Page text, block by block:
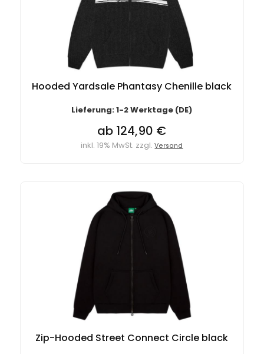
Hooded Yardsale Phantasy Chenille black
Lieferung: 1-2 Werktage (DE)
ab 124,90 €
inkl. 19% MwSt. zzgl.Versand
Zip-Hooded Street Connect Circle black